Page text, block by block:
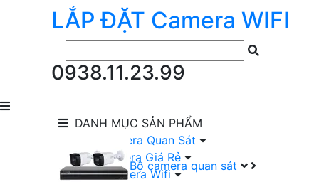
LẮP ĐẶT Camera WIFI
0938.11.23.99
DANH MỤC SẢN PHẨM
Bộ camera quan sát
lắp Đặt Camera Quan Sát
Lắp Bộ Camera Giá Rẻ
Lắp Đặt Camera Wifi